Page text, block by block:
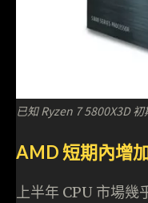
已知 Ryzen 7 5800X3D 初
AMD 短期內增
上半年 CPU 市場